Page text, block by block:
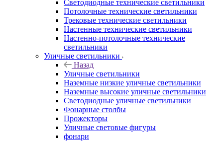
Светодиодные технические светильники
Потолочные технические светильники
Трековые технические светильники
Настенные технические светильники
Настенно-потолочные технические
светильники
Уличные светильники
Назад
Уличные светильники
Наземные низкие уличные светильники
Наземные высокие уличные светильники
Светодиодные уличные светильники
Фонарные столбы
Прожекторы
Уличные световые фигуры
фонари